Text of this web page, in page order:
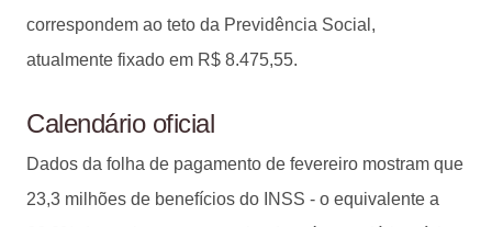
correspondem ao teto da Previdência Social,
atualmente fixado em R$ 8.475,55.
Calendário oficial
Dados da folha de pagamento de fevereiro mostram que
23,3 milhões de benefícios do INSS - o equivalente a